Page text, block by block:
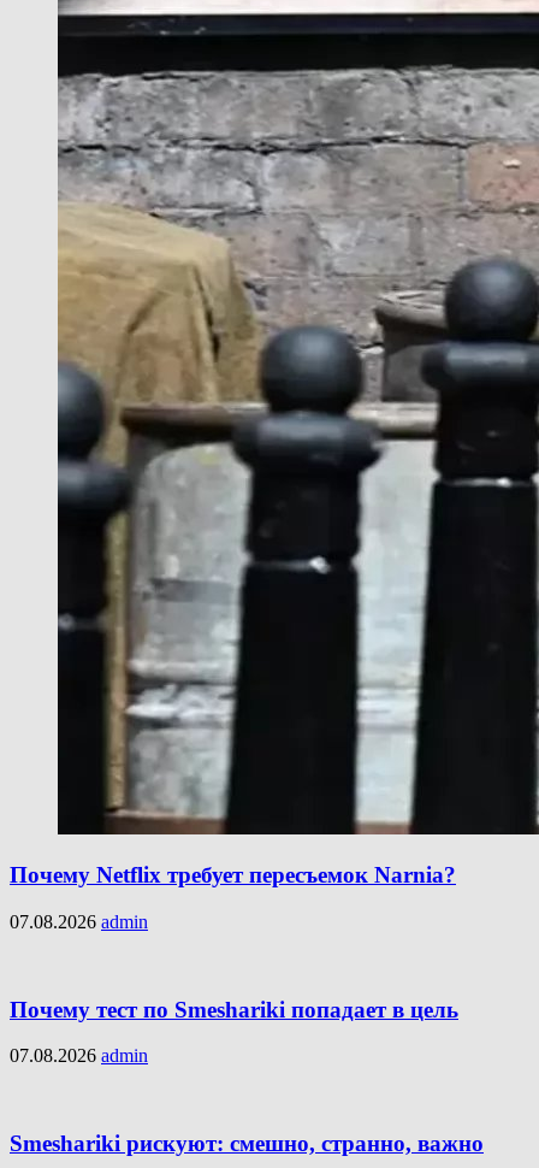
Почему Netflix требует пересъемок Narnia?
07.08.2026 admin
Почему тест по Smeshariki попадает в цель
07.08.2026 admin
Smeshariki рискуют: смешно, странно, важно